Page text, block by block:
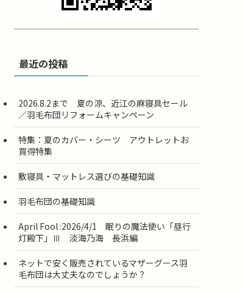
最近の投稿
2026.8.2まで 夏の涼、近江の麻寝具セール
／羽毛布団リフォームキャンペーン
特集：夏のカバー・シーツ アウトレットお
買得特集
敷寝具・マットレス選びの基礎知識
羽毛布団の基礎知識
April Fool :2026/4/1 眠りの魔法使い「昼行
灯殿下」Ⅲ 淡海乃海 長浜編
ネットで安く販売されているマザーグース羽
毛布団は大丈夫なのでしょうか？